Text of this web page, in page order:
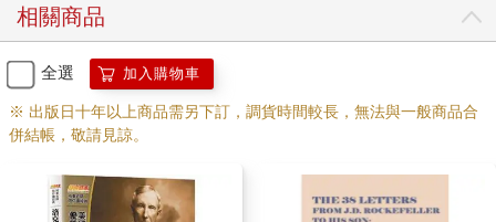
相關商品
全選 加入購物車
※ 出版日十年以上商品需另下訂，調貨時間較長，無法與一般商品合
併結帳，敬請見諒。